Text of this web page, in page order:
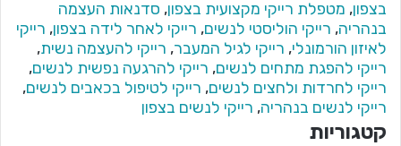
בצפון, מטפלת רייקי מקצועית בצפון, סדנאות העצמה
בנהריה, רייקי הוליסטי לנשים, רייקי לאחר לידה בצפון, רייקי
לאיזון הורמונלי, רייקי לגיל המעבר, רייקי להעצמה נשית,
רייקי להפגת מתחים לנשים, רייקי להרגעה נפשית לנשים,
רייקי לחרדות ולחצים לנשים, רייקי לטיפול בכאבים לנשים,
רייקי לנשים בנהריה, רייקי לנשים בצפון
קטגוריות